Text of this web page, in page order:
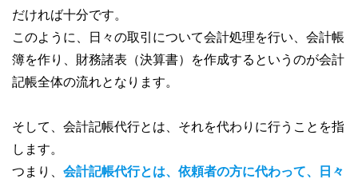
だければ十分です。
このように、日々の取引について会計処理を行い、会計帳
簿を作り、財務諸表（決算書）を作成するというのが会計
記帳全体の流れとなります。
そして、会計記帳代行とは、それを代わりに行うことを指
します。
つまり、 会計記帳代行とは、依頼者の方に代わって、日々